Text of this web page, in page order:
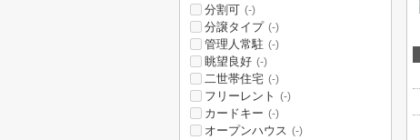
分割可 (-)
分譲タイプ (-)
管理人常駐 (-)
眺望良好 (-)
二世帯住宅 (-)
フリーレント (-)
カードキー (-)
オープンハウス (-)